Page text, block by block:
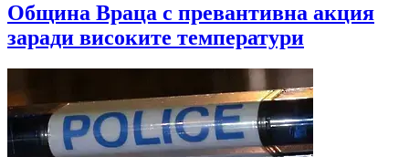
Община Враца с превантивна акция
заради високите температури